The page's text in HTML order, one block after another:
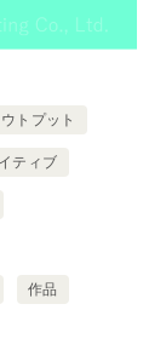
トプット
ティブ
作品